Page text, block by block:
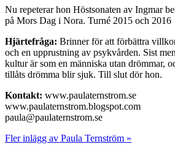
Nu repeterar hon Höstsonaten av Ingmar
på Mors Dag i Nora. Turné 2015 och 2016
Hjärtefråga: Brinner för att förbättra
och en upprustning av psykvården. Sist
kultur är som en människa utan drömmar,
tillåts drömma blir sjuk. Till slut dör hon.
Kontakt: www.paulaternstrom.se
www.paulaternstrom.blogspot.com
paula@paulaternstrom.se
Fler inlägg av Paula Ternström »